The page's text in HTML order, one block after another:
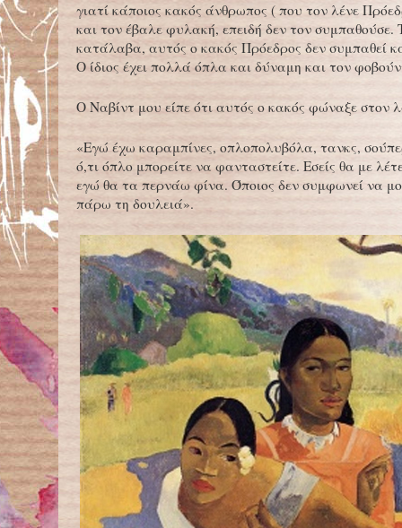
γιατί κάποιος κακός άνθρωπος ( που τον λένε
και τον έβαλε φυλακή, επειδή δεν τον συμπαθούσε.
κατάλαβα, αυτός ο κακός Πρόεδρος δεν συμπαθεί
Ο ίδιος έχει πολλά όπλα και δύναμη και τον
Ο Ναβίντ μου είπε ότι αυτός ο κακός φώναξε στον
«Εγώ έχω καραμπίνες, οπλοπολυβόλα, τανκς,
ό,τι όπλο μπορείτε να φανταστείτε. Εσείς θα με
εγώ θα τα περνάω φίνα. Όποιος δεν συμφωνεί να
πάρω τη δουλειά».